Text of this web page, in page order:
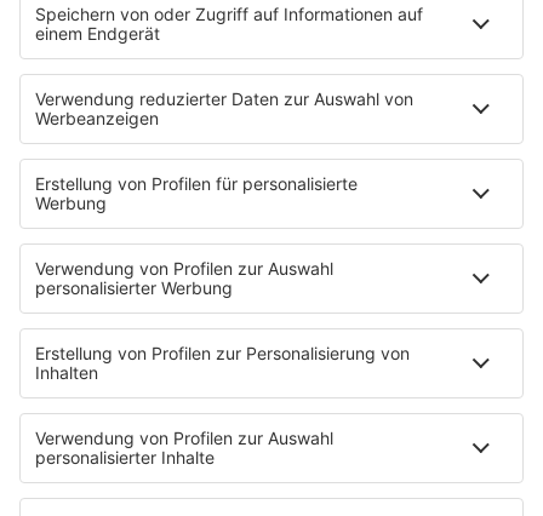
Pop Crimes
The Story / Loveparade
90er Kids mit Oli.P
YouTube
90s90s DE:CODED
Musik
News
HITstory
Was macht eigentlich?
Listing
Back to the 90s